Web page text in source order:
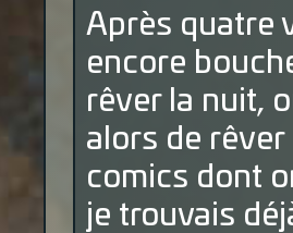
Après quatre
encore
rêver la nuit,
alors de rêver
comics dont
je trouvais